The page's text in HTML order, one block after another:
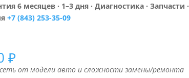
6 месяцев · 1–3 дня · Диагностика · Запчасти ·
+7 (843) 253-35-09
₽
от модели авто и сложности замены/ремонта